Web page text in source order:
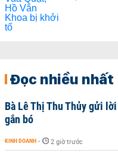
Đọc nhiều nhất
Bà Lê Thị Thu Thủy gửi
gắn bó
KINH DOANH - 2 giờ trước